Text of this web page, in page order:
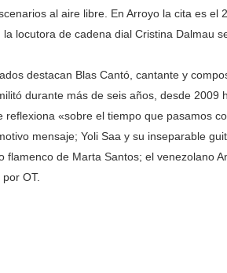
al aire libre. En Arroyo la cita es
locutora de cadena dial Cristina Dalmau
destacan Blas Cantó, cantante y
durante más de seis años, desde
reflexiona «sobre el tiempo que pasamos
mensaje; Yoli Saa y su inseparable
flamenco de Marta Santos; el venezolano
OT.